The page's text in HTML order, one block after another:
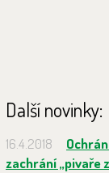
Další novinky:
16.4.2018
zachrání „pivaře